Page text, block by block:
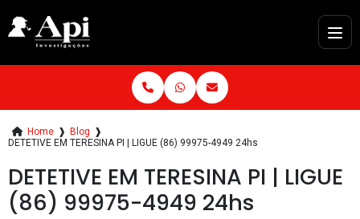
Home ❱ Blog ❱
DETETIVE EM TERESINA PI | LIGUE (86) 99975-4949 24hs
DETETIVE EM TERESINA PI | LIGUE
(86) 99975-4949 24hs